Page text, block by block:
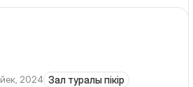
2024 Зал туралы пікір